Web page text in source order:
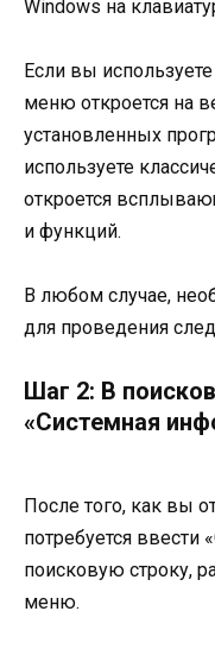
Windows на
Если вы
меню откроется на
установленных
используете
откроется
и функций.
В любом случае,
для проведения
Шаг 2: В
«Системная
После того, как вы
потребуется ввести
поисковую строку,
меню.